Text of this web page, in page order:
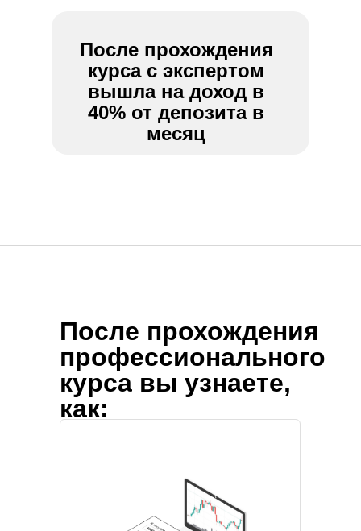
После прохождения
курса с экспертом
вышла на доход в
40% от депозита в
месяц
После прохождения
профессионального
курса вы узнаете,
как: